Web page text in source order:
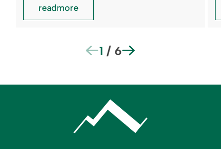
readmore
1 / 6